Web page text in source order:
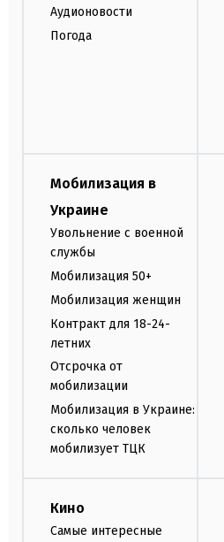
Аудионовости
Погода
Мобилизация в
Украине
Увольнение с военной
службы
Мобилизация 50+
Мобилизация женщин
Контракт для 18-24-
летних
Отсрочка от
мобилизации
Мобилизация в Украине:
сколько человек
мобилизует ТЦК
Кино
Самые интересные